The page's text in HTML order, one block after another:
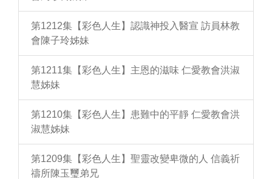
第1212集【彩色人生】認識神投入醫宣 訪員林教
會陳子玲姊妹
第1211集【彩色人生】主恩的滋味 仁愛教會洪淑
慧姊妹
第1210集【彩色人生】患難中的平靜 仁愛教會洪
淑慧姊妹
第1209集【彩色人生】聖靈改變卑微的人 信義祈
禱所陳玉璽弟兄